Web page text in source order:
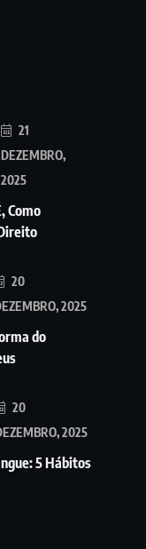
21
DEZEMBRO,
2025
Como
20
2025
do
20
2025
5 Hábitos